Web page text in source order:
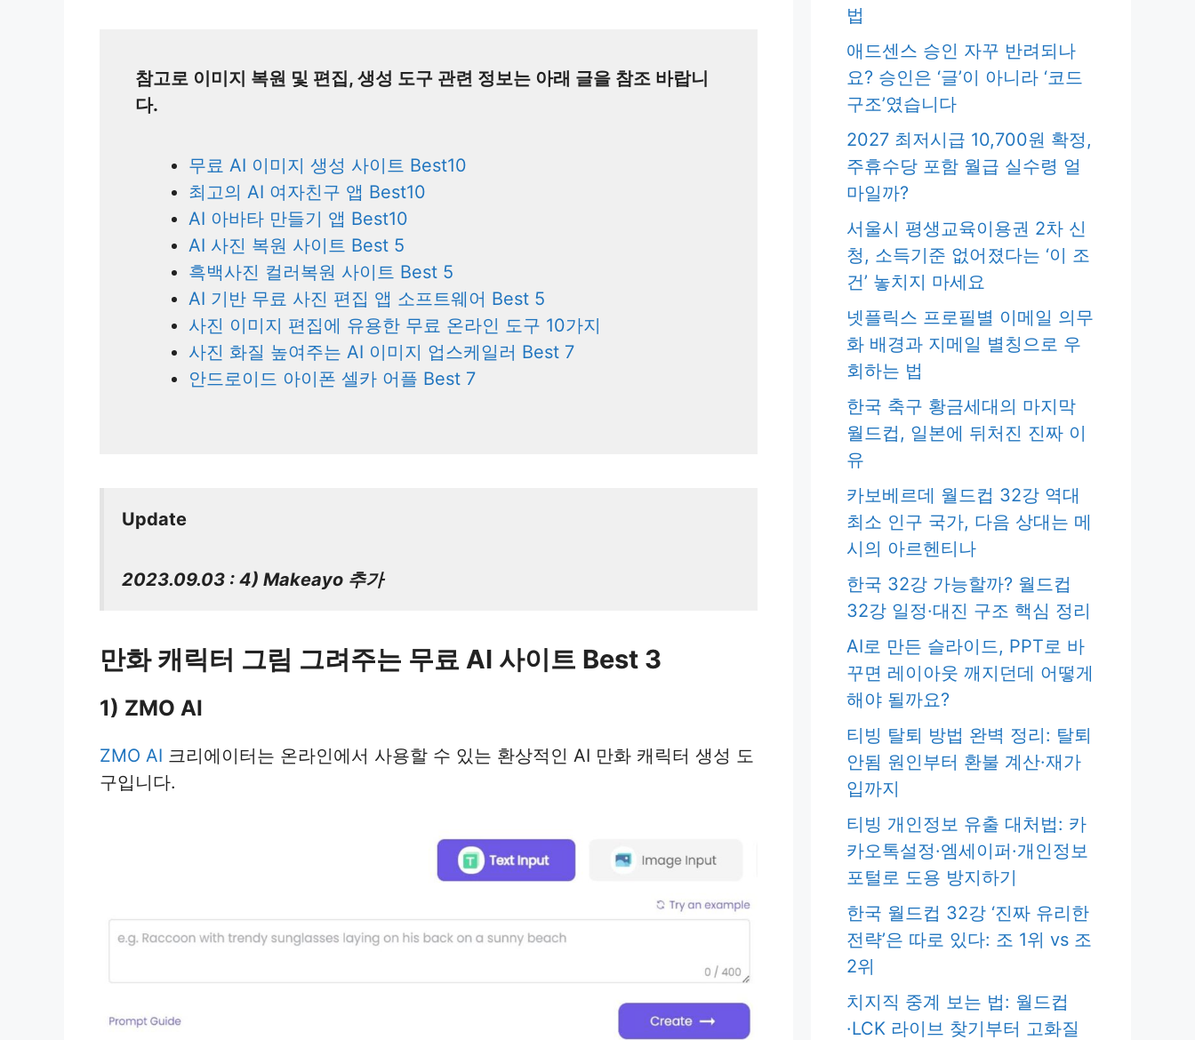
참고로 이미지 복원 및 편집, 생성 도구 관련 정보는 아래 글을 참조 바랍니
다.
무료 AI 이미지 생성 사이트 Best10
최고의 AI 여자친구 앱 Best10
AI 아바타 만들기 앱 Best10
AI 사진 복원 사이트 Best 5
흑백사진 컬러복원 사이트 Best 5
AI 기반 무료 사진 편집 앱 소프트웨어 Best 5
사진 이미지 편집에 유용한 무료 온라인 도구 10가지
사진 화질 높여주는 AI 이미지 업스케일러 Best 7
안드로이드 아이폰 셀카 어플 Best 7
Update
2023.09.03 : 4) Makeayo 추가
만화 캐릭터 그림 그려주는 무료 AI 사이트 Best 3
1) ZMO AI
ZMO AI 크리에이터는 온라인에서 사용할 수 있는 환상적인 AI 만화 캐릭터 생성 도
구입니다.
법
애드센스 승인 자꾸 반려되나
요? 승인은 ‘글’이 아니라 ‘코드
구조’였습니다
2027 최저시급 10,700원 확정,
주휴수당 포함 월급 실수령 얼
마일까?
서울시 평생교육이용권 2차 신
청, 소득기준 없어졌다는 ‘이 조
건’ 놓치지 마세요
넷플릭스 프로필별 이메일 의무
화 배경과 지메일 별칭으로 우
회하는 법
한국 축구 황금세대의 마지막
월드컵, 일본에 뒤처진 진짜 이
유
카보베르데 월드컵 32강 역대
최소 인구 국가, 다음 상대는 메
시의 아르헨티나
한국 32강 가능할까? 월드컵
32강 일정·대진 구조 핵심 정리
AI로 만든 슬라이드, PPT로 바
꾸면 레이아웃 깨지던데 어떻게
해야 될까요?
티빙 탈퇴 방법 완벽 정리: 탈퇴
안됨 원인부터 환불 계산·재가
입까지
티빙 개인정보 유출 대처법: 카
카오톡설정·엠세이퍼·개인정보
포털로 도용 방지하기
한국 월드컵 32강 ‘진짜 유리한
전략’은 따로 있다: 조 1위 vs 조
2위
치지직 중계 보는 법: 월드컵
·LCK 라이브 찾기부터 고화질